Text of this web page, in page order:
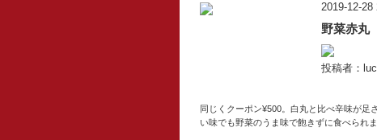
2019-12-28
野菜赤丸
投稿者：
同じくクーポン¥500。白丸と比べ辛味が足
い味でも野菜のうま味で飽きずに食べられま